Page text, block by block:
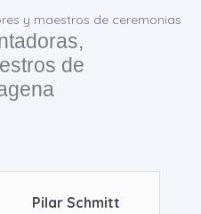
y maestros de ceremonias
de
Pilar Schmitt